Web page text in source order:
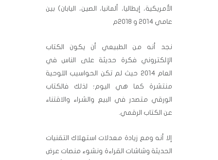
الأمريكية، إيطاليا، ألمانيا، الصين، اليابان) بين
عامي 2014 و 2018م
نجد أنه من الطبيعي أن يكون الكتاب
الإلكتروني فكرة حديثة على الناس في
العام 2014 حيث لم تكن الحواسيب اللوحية
منتشرة كما هي اليوم؛ لذلك فالكتاب
الورقي متصدر في البيع والشراء والاقتناء
عن الكتاب الرقمي.
إلا أنه ومع زيادة معدلات استهلاك التقنيات
الحديثة وشاشات القراءة ونشوء منصات عرض